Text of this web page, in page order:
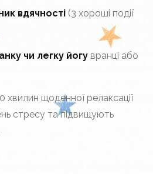
вдячності (3 хороші події
чи легку йогу вранці або
хвилин щоденної релаксації
стресу та підвищують